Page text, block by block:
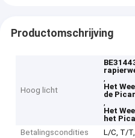
Productomschrijving
Hoog licht
,
Het
de
,
Het
het
Betalingscondities
L/C, T/